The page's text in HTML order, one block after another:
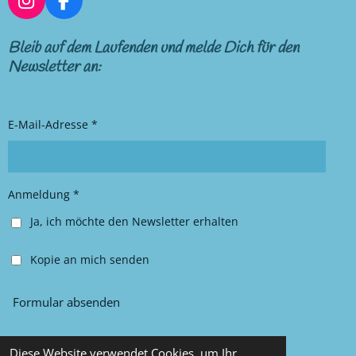
Diese Website verwendet Cookies, um Ihr
I
n
s
t
a
a
F
a
c
e
b
k
Bleib auf dem Laufenden und melde Dich für den
Newsletter an:
E-Mail-Adresse *
Anmeldung *
Ja, ich möchte den Newsletter erhalten
Kopie an mich senden
Formular absenden